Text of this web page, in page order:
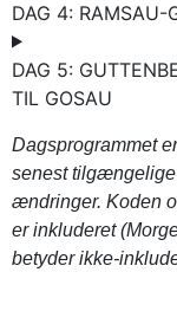
DAG 4: RAMSAU-
DAG 5:
TIL GOSAU
Dagsprogrammet
senest tilgængelige
ændringer. Koden
er inkluderet
betyder ikke-